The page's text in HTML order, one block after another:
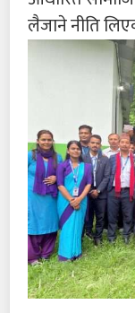
लैजाने नीति